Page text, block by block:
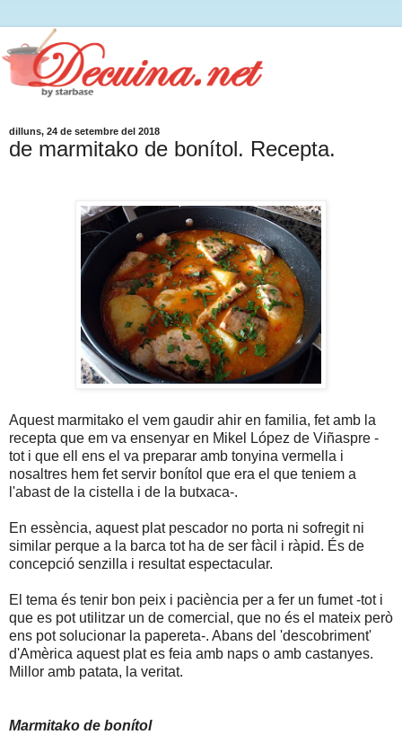
dilluns, 24 de setembre del 2018
de marmitako de bonítol. Recepta.
Aquest marmitako el vem gaudir ahir en familia, fet amb la
recepta que em va ensenyar en Mikel López de Viñaspre -
tot i que ell ens el va preparar amb tonyina vermella i
nosaltres hem fet servir bonítol que era el que teniem a
l'abast de la cistella i de la butxaca-.
En essència, aquest plat pescador no porta ni sofregit ni
similar perque a la barca tot ha de ser fàcil i ràpid. És de
concepció senzilla i resultat espectacular.
El tema és tenir bon peix i paciència per a fer un fumet -tot i
que es pot utilitzar un de comercial, que no és el mateix però
ens pot solucionar la papereta-. Abans del 'descobriment'
d'Amèrica aquest plat es feia amb naps o amb castanyes.
Millor amb patata, la veritat.
Marmitako de bonítol